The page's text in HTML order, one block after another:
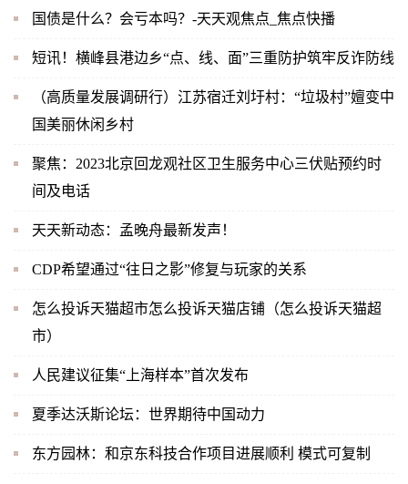
国债是什么？会亏本吗？-天天观焦点_焦点快播
短讯！横峰县港边乡“点、线、面”三重防护筑牢反诈防线
（高质量发展调研行）江苏宿迁刘圩村：“垃圾村”嬗变中
国美丽休闲乡村
聚焦：2023北京回龙观社区卫生服务中心三伏贴预约时
间及电话
天天新动态：孟晚舟最新发声！
CDP希望通过“往日之影”修复与玩家的关系
怎么投诉天猫超市怎么投诉天猫店铺（怎么投诉天猫超
市）
人民建议征集“上海样本”首次发布
夏季达沃斯论坛：世界期待中国动力
东方园林：和京东科技合作项目进展顺利 模式可复制